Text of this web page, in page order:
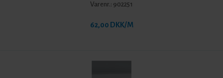
Varenr.: 902251
62,00 DKK/M